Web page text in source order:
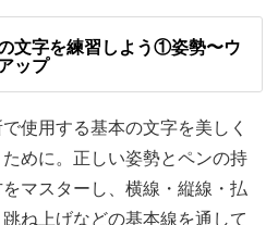
く出てくる漢字、47都道府県名
説！
ので、実践力が自然と身につき
文字を練習しよう①姿勢〜ウ
ップ
使用する基本の文字を美しく
めに。正しい姿勢とペンの持
マスターし、横線・縦線・払
ね上げなどの基本線を通して